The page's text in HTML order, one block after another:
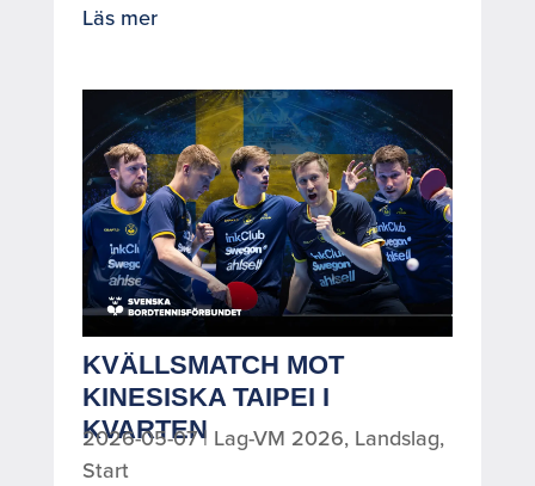
Läs mer
KVÄLLSMATCH MOT
KINESISKA TAIPEI I
KVARTEN
2026-05-07| Lag-VM 2026, Landslag,
Start